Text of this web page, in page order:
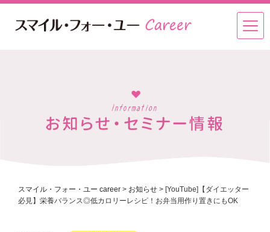
スマイル・フォー・ユー career > お知らせ > [YouTube]【ダイエッター
必見】栄養バランス◎低カロリーレシピ！お弁当用作り置きにもOK